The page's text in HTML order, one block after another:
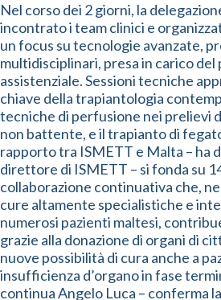
Nel corso dei 2 giorni, la
incontrato i team clinici e
un focus su tecnologie avanzate,
multidisciplinari, presa in carico
assistenziale. Sessioni tecniche
chiave della trapiantologia
tecniche di perfusione nei prelievi
non battente, e il trapianto di
rapporto tra ISMETT e Malta – ha
direttore di ISMETT – si fonda su
collaborazione continuativa che,
cure altamente specialistiche e
numerosi pazienti maltesi,
grazie alla donazione di organi di
nuove possibilità di cura anche a
insufficienza d’organo in fase
continua Angelo Luca – conferma